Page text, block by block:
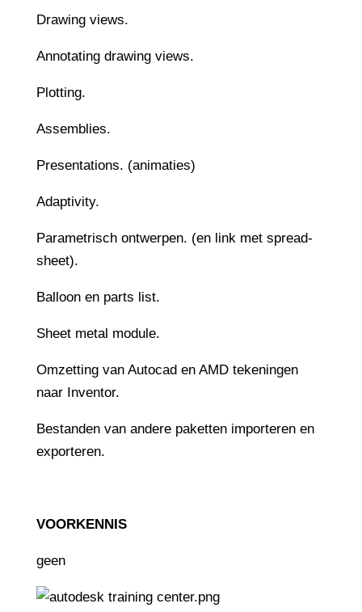
Drawing views.
Annotating drawing views.
Plotting.
Assemblies.
Presentations. (animaties)
Adaptivity.
Parametrisch ontwerpen. (en link met spread-
sheet).
Balloon en parts list.
Sheet metal module.
Omzetting van Autocad en AMD tekeningen
naar Inventor.
Bestanden van andere paketten importeren en
exporteren.
VOORKENNIS
geen